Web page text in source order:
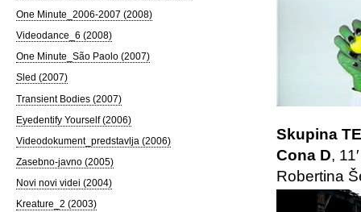
Skupina
Cona D,
Robertina
One Minute_2006-2007 (2008)
Videodance_6 (2008)
One Minute_São Paolo (2007)
Sled (2007)
Transient Bodies (2007)
Eyedentify Yourself (2006)
Videodokument_predstavlja (2006)
Zasebno-javno (2005)
Novi novi videi (2004)
Kreature_2 (2003)